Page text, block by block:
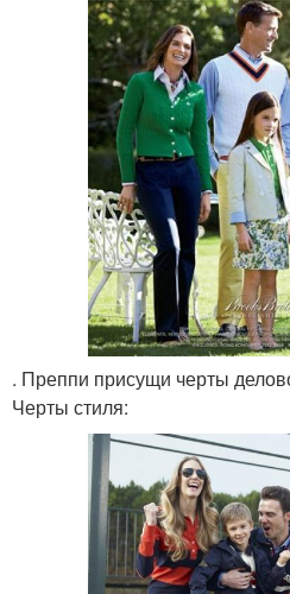
. Преппи присущи черты
Черты стиля: